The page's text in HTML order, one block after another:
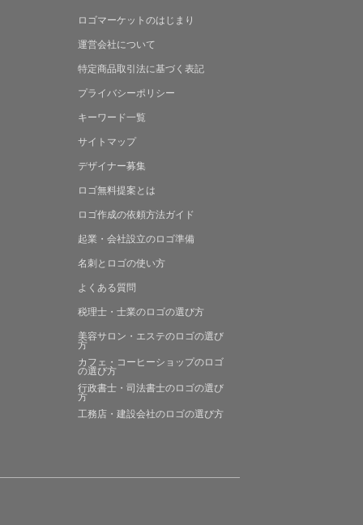
ロゴマーケットのはじまり
運営会社について
特定商品取引法に基づく表記
プライバシーポリシー
キーワード一覧
サイトマップ
デザイナー募集
ロゴ無料提案とは
ロゴ作成の依頼方法ガイド
起業・会社設立のロゴ準備
名刺とロゴの使い方
よくある質問
税理士・士業のロゴの選び方
美容サロン・エステのロゴの選び
方
カフェ・コーヒーショップのロゴ
の選び方
行政書士・司法書士のロゴの選び
方
工務店・建設会社のロゴの選び方